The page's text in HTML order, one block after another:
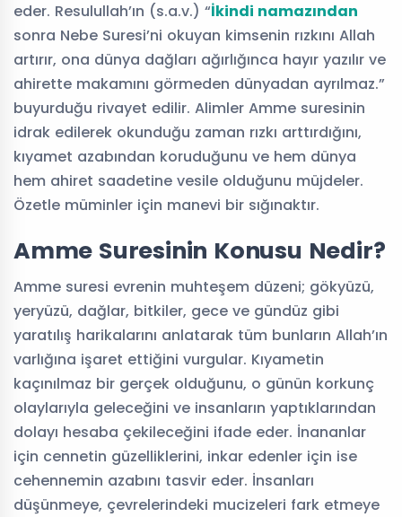
eder. Resulullah’ın (s.a.v.) “İkindi namazından
sonra Nebe Suresi’ni okuyan kimsenin rızkını Allah
artırır, ona dünya dağları ağırlığınca hayır yazılır ve
ahirette makamını görmeden dünyadan ayrılmaz.”
buyurduğu rivayet edilir. Alimler Amme suresinin
idrak edilerek okunduğu zaman rızkı arttırdığını,
kıyamet azabından koruduğunu ve hem dünya
hem ahiret saadetine vesile olduğunu müjdeler.
Özetle müminler için manevi bir sığınaktır.
Amme Suresinin Konusu Nedir?
Amme suresi evrenin muhteşem düzeni; gökyüzü,
yeryüzü, dağlar, bitkiler, gece ve gündüz gibi
yaratılış harikalarını anlatarak tüm bunların Allah’ın
varlığına işaret ettiğini vurgular. Kıyametin
kaçınılmaz bir gerçek olduğunu, o günün korkunç
olaylarıyla geleceğini ve insanların yaptıklarından
dolayı hesaba çekileceğini ifade eder. İnananlar
için cennetin güzelliklerini, inkar edenler için ise
cehennemin azabını tasvir eder. İnsanları
düşünmeye, çevrelerindeki mucizeleri fark etmeye